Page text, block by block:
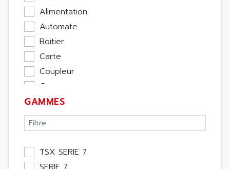
Alimentation
Automate
Boitier
Carte
Coupleur
Cpu
Ecran
Entrée / Sortie
Memoire
Module Métier
Moteur
GAMMES
TSX SERIE 7